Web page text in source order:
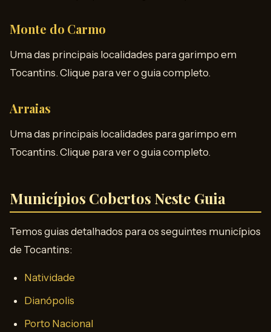
Monte do Carmo
Uma das principais localidades para garimpo em
Tocantins. Clique para ver o guia completo.
Arraias
Uma das principais localidades para garimpo em
Tocantins. Clique para ver o guia completo.
Municípios Cobertos Neste Guia
Temos guias detalhados para os seguintes municípios
de Tocantins:
Natividade
Dianópolis
Porto Nacional